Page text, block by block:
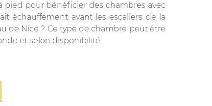
pied pour bénéficier des chambres avec
échauffement avant les escaliers de la
de Nice ? Ce type de chambre peut être
et selon disponibilité.